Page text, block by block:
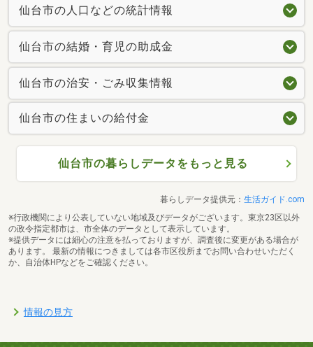
仙台市の人口などの統計情報
仙台市の結婚・育児の助成金
仙台市の治安・ごみ収集情報
仙台市の住まいの給付金
仙台市の暮らしデータをもっと見る
暮らしデータ提供元： 生活ガイド.com
※行政機関により公表していない地域及びデータがございます。東京23区以外
の政令指定都市は、市全体のデータとして表示しています。
※提供データには細心の注意を払っておりますが、調査後に変更がある場合が
あります。 最新の情報につきましては各市区役所までお問い合わせいただく
か、自治体HPなどをご確認ください。
情報の見方